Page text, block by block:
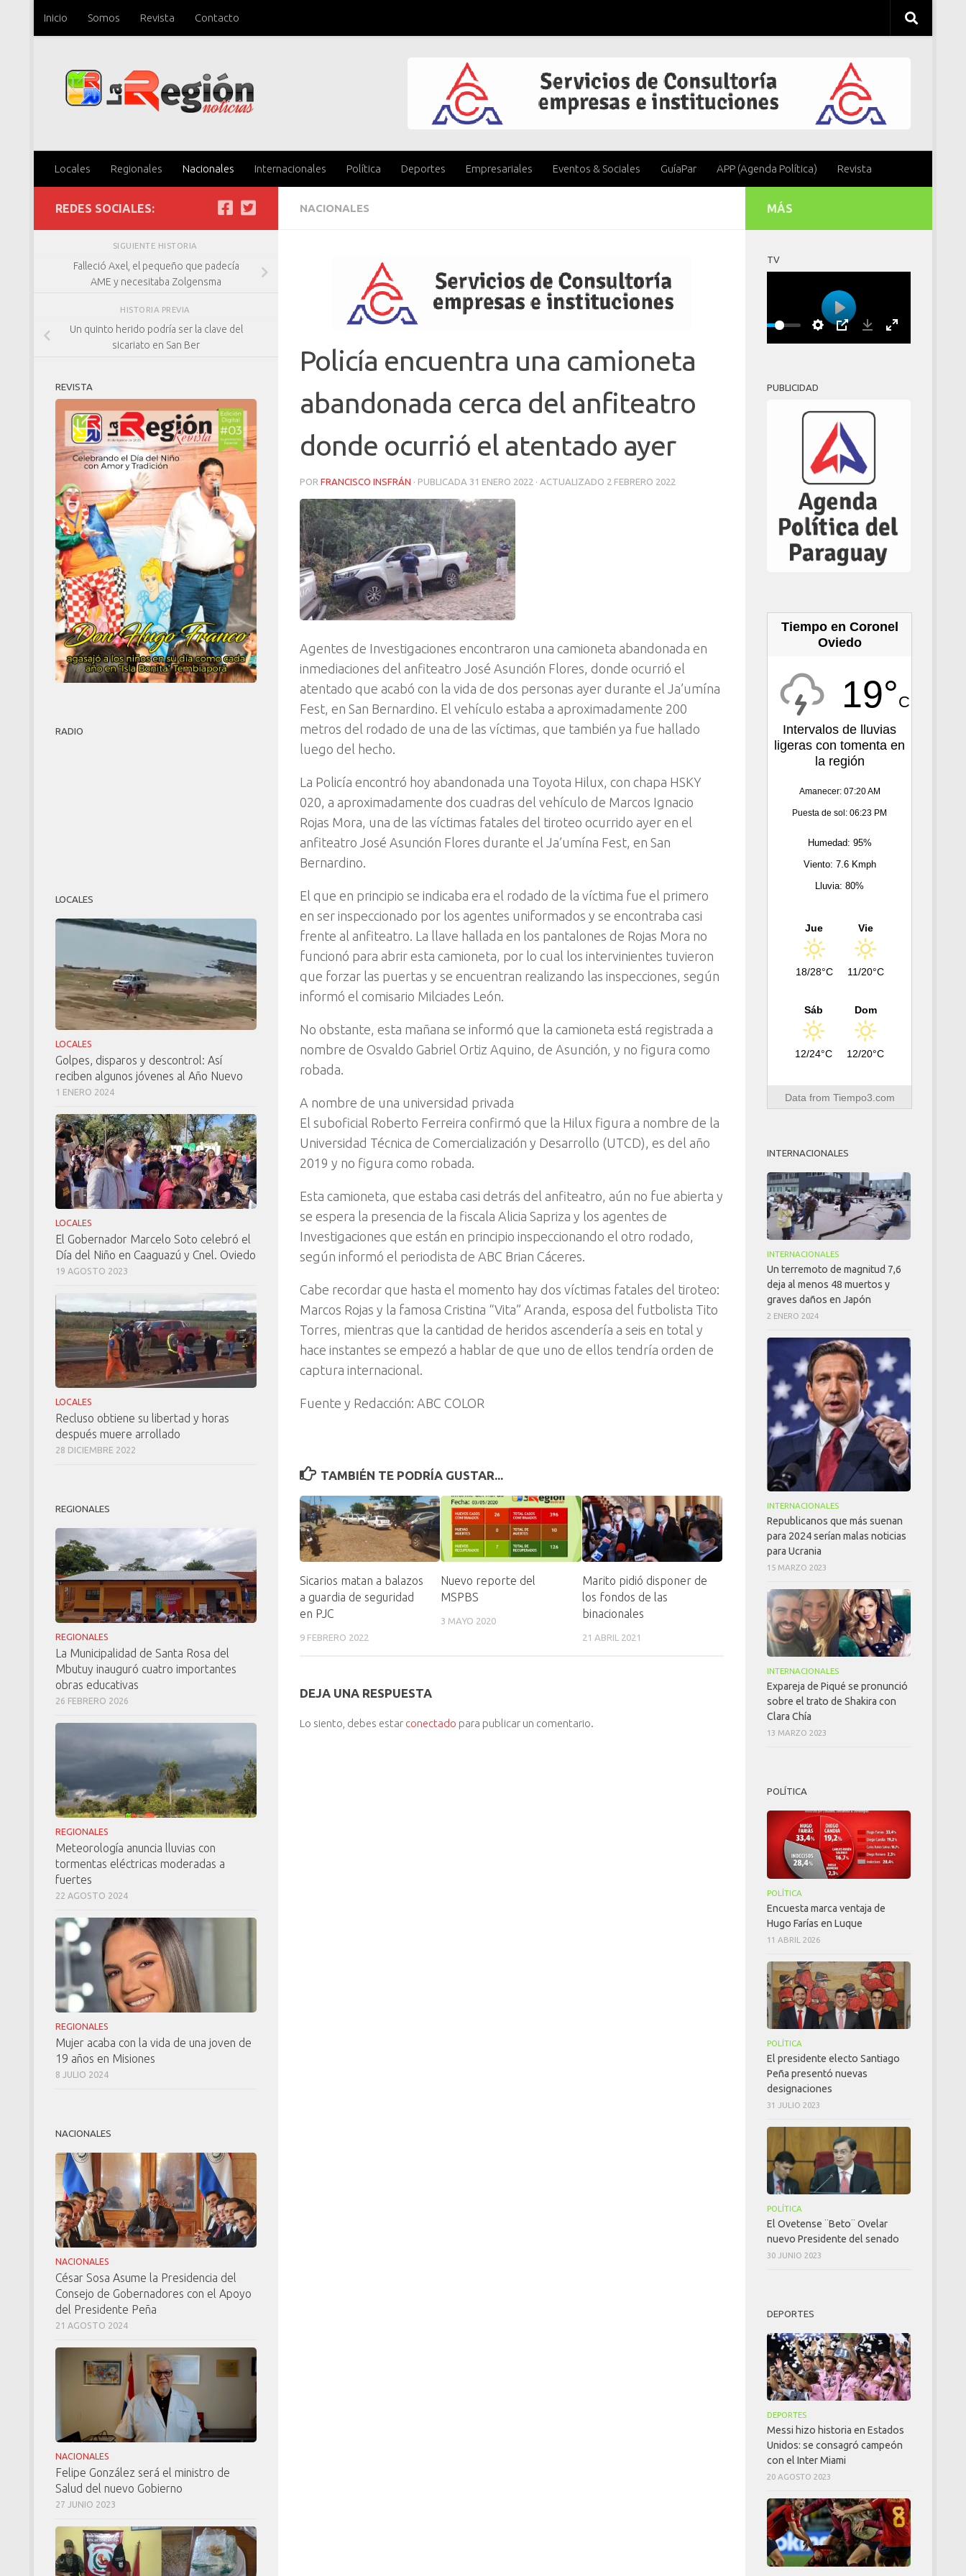
Saltar al contenido
Inicio Somos Revista Contacto
Locales Regionales Nacionales Internacionales Política Deportes Empresariales Eventos & Sociales GuíaPar APP (Agenda Política) Revista
NACIONALES
Policía encuentra una camioneta
abandonada cerca del anfiteatro
donde ocurrió el atentado ayer
POR FRANCISCO INSFRÁN · PUBLICADA 31 ENERO 2022 · ACTUALIZADO 2 FEBRERO 2022
Agentes de Investigaciones encontraron una camioneta abandonada en
inmediaciones del anfiteatro José Asunción Flores, donde ocurrió el
atentado que acabó con la vida de dos personas ayer durante el Ja’umína
Fest, en San Bernardino. El vehículo estaba a aproximadamente 200
metros del rodado de una de las víctimas, que también ya fue hallado
luego del hecho.
La Policía encontró hoy abandonada una Toyota Hilux, con chapa HSKY
020, a aproximadamente dos cuadras del vehículo de Marcos Ignacio
Rojas Mora, una de las víctimas fatales del tiroteo ocurrido ayer en el
anfiteatro José Asunción Flores durante el Ja’umína Fest, en San
Bernardino.
El que en principio se indicaba era el rodado de la víctima fue el primero
en ser inspeccionado por los agentes uniformados y se encontraba casi
frente al anfiteatro. La llave hallada en los pantalones de Rojas Mora no
funcionó para abrir esta camioneta, por lo cual los intervinientes tuvieron
que forzar las puertas y se encuentran realizando las inspecciones, según
informó el comisario Milciades León.
No obstante, esta mañana se informó que la camioneta está registrada a
nombre de Osvaldo Gabriel Ortiz Aquino, de Asunción, y no figura como
robada.
A nombre de una universidad privada
El suboficial Roberto Ferreira confirmó que la Hilux figura a nombre de la
Universidad Técnica de Comercialización y Desarrollo (UTCD), es del año
2019 y no figura como robada.
Esta camioneta, que estaba casi detrás del anfiteatro, aún no fue abierta y
se espera la presencia de la fiscala Alicia Sapriza y los agentes de
Investigaciones que están en principio inspeccionando el otro rodado,
según informó el periodista de ABC Brian Cáceres.
Cabe recordar que hasta el momento hay dos víctimas fatales del tiroteo:
Marcos Rojas y la famosa Cristina “Vita” Aranda, esposa del futbolista Tito
Torres, mientras que la cantidad de heridos ascendería a seis en total y
hace instantes se empezó a hablar de que uno de ellos tendría orden de
captura internacional.
Fuente y Redacción: ABC COLOR
TAMBIÉN TE PODRÍA GUSTAR...
Sicarios matan a balazos
a guardia de seguridad
en PJC
9 FEBRERO 2022
Nuevo reporte del
MSPBS
3 MAYO 2020
Marito pidió disponer de
los fondos de las
binacionales
21 ABRIL 2021
DEJA UNA RESPUESTA
Lo siento, debes estar conectado para publicar un comentario.
REDES SOCIALES:
SIGUIENTE HISTORIA
Falleció Axel, el pequeño que padecía
AME y necesitaba Zolgensma
HISTORIA PREVIA
Un quinto herido podría ser la clave del
sicariato en San Ber
REVISTA
RADIO
LOCALES
LOCALES
Golpes, disparos y descontrol: Así
reciben algunos jóvenes al Año Nuevo
1 ENERO 2024
LOCALES
El Gobernador Marcelo Soto celebró el
Día del Niño en Caaguazú y Cnel. Oviedo
19 AGOSTO 2023
LOCALES
Recluso obtiene su libertad y horas
después muere arrollado
28 DICIEMBRE 2022
REGIONALES
REGIONALES
La Municipalidad de Santa Rosa del
Mbutuy inauguró cuatro importantes
obras educativas
26 FEBRERO 2026
REGIONALES
Meteorología anuncia lluvias con
tormentas eléctricas moderadas a
fuertes
22 AGOSTO 2024
REGIONALES
Mujer acaba con la vida de una joven de
19 años en Misiones
8 JULIO 2024
NACIONALES
NACIONALES
César Sosa Asume la Presidencia del
Consejo de Gobernadores con el Apoyo
del Presidente Peña
21 AGOSTO 2024
NACIONALES
Felipe González será el ministro de
Salud del nuevo Gobierno
27 JUNIO 2023
MÁS
TV
Play
PUBLICIDAD
Tiempo en Coronel
Oviedo
19°C
Intervalos de lluvias
ligeras con tomenta en
la región
Amanecer: 07:20 AM
Puesta de sol: 06:23 PM
Humedad: 95%
Viento: 7.6 Kmph
Lluvia: 80%
Jue
18/28°C
Vie
11/20°C
Sáb
12/24°C
Dom
12/20°C
Data from Tiempo3.com
INTERNACIONALES
INTERNACIONALES
Un terremoto de magnitud 7,6
deja al menos 48 muertos y
graves daños en Japón
2 ENERO 2024
INTERNACIONALES
Republicanos que más suenan
para 2024 serían malas noticias
para Ucrania
15 MARZO 2023
INTERNACIONALES
Expareja de Piqué se pronunció
sobre el trato de Shakira con
Clara Chía
13 MARZO 2023
POLÍTICA
POLÍTICA
Encuesta marca ventaja de
Hugo Farías en Luque
11 ABRIL 2026
POLÍTICA
El presidente electo Santiago
Peña presentó nuevas
designaciones
31 JULIO 2023
POLÍTICA
El Ovetense ¨Beto¨ Ovelar
nuevo Presidente del senado
30 JUNIO 2023
DEPORTES
DEPORTES
Messi hizo historia en Estados
Unidos: se consagró campeón
con el Inter Miami
20 AGOSTO 2023